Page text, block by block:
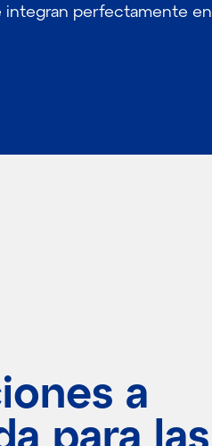
integran perfectamente en
a
para las